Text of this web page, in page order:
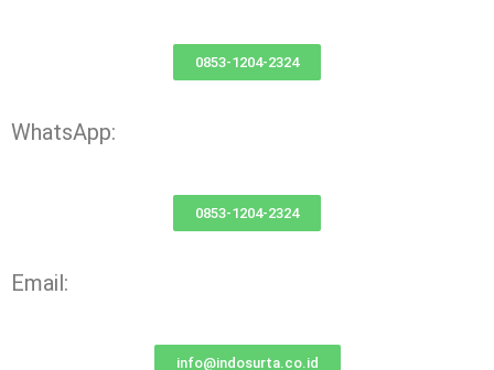
0853-1204-2324
WhatsApp:
0853-1204-2324
Email:
info@indosurta.co.id